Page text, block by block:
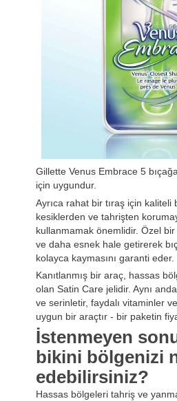
Gillette Venus Embrace 5
için uygundur.
Ayrıca rahat bir tıraş için kaliteli
kesiklerden ve tahrişten
kullanmamak önemlidir. Özel
ve daha esnek hale getirerek
kolayca kaymasını garanti eder.
Kanıtlanmış bir araç, hassas
olan Satin Care jelidir. Aynı
ve serinletir, faydalı vitaminler
uygun bir araçtır - bir paketin
İstenmeyen
bikini bölgenizi
edebilirsiniz?
Hassas bölgeleri tahriş ve